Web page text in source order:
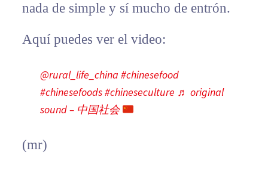
nada de simple y sí mucho de entrón.
Aquí puedes ver el video:
@rural_life_china #chinesefood
#chinesefoods#chineseculture ♬ original
sound – 中国社会
(mr)